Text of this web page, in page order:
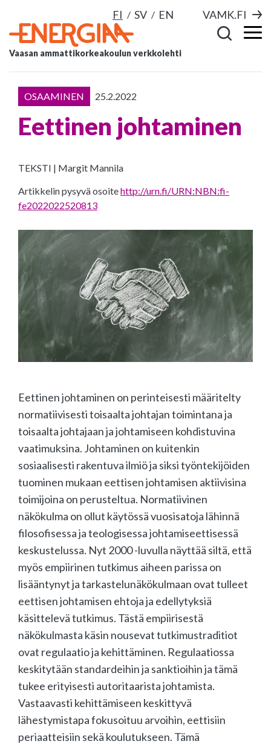
FI SV EN VAMK.FI
Vaasan ammattikorkeakoulun verkkolehti
OSAAMINEN 25.2.2022
Eettinen johtaminen
TEKSTI | Margit Mannila
Artikkelin pysyvä osoitehttp://urn.fi/URN:NBN:fi-
fe2022022520813
Eettinen johtaminen on perinteisesti määritelty
normatiivisesti toisaalta johtajan toimintana ja
toisaalta johtajaan ja johtamiseen kohdistuvina
vaatimuksina. Johtaminen on kuitenkin
sosiaalisesti rakentuva ilmiö ja siksi työntekijöiden
tuominen mukaan eettisen johtamisen aktiivisina
toimijoina on perusteltua. Normatiivinen
näkökulma on ollut käytössä vuosisatoja lähinnä
filosofisessa ja teologisessa johtamiseettisessä
keskustelussa. Nyt 2000 -luvulla näyttää siltä, että
myös empiirinen tutkimus aiheen parissa on
lisääntynyt ja tarkastelunäkökulmaan ovat tulleet
eettisen johtamisen ehtoja ja edellytyksiä
käsittelevä tutkimus. Tästä empiirisestä
näkökulmasta käsin nousevat tutkimustraditiot
ovat regulaatio ja kehittäminen. Regulaatiossa
keskitytään standardeihin ja sanktioihin ja tämä
tukee erityisesti autoritaarista johtamista.
Vastaavasti kehittämiseen keskittyvä
lähestymistapa fokusoituu arvoihin, eettisiin
periaatteisiin sekä koulutukseen. Tämä